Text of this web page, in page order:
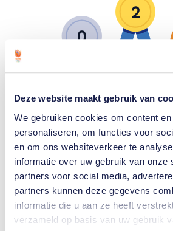
Deze website maakt gebruik van
We gebruiken cookies om content
personaliseren, om functies voor
en om ons websiteverkeer te
informatie over uw gebruik van onze
partners voor social media,
partners kunnen deze gegevens
informatie die u aan ze heeft
verzameld op basis van uw gebruik
0
2
Zilver Goud
EK medailles
0
5